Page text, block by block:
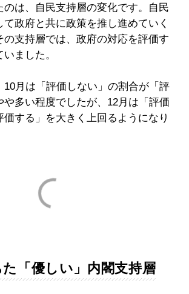
のは、自民支持層の変化です。自民
て政府と共に政策を推し進めていく
の支持層では、政府の対応を評価す
ました。
10月は「評価しない」の割合が「評
や多い程度でしたが、12月は「評価
価する」を大きく上回るようになり
「優しい」内閣支持層